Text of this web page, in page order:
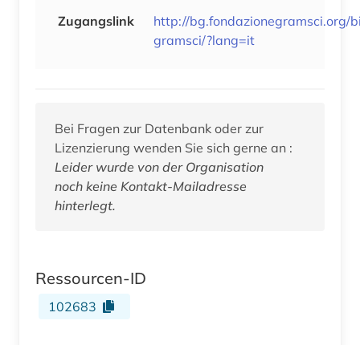
Zugangslink
http://bg.fondazionegramsci.org/
gramsci/?lang=it
Bei Fragen zur Datenbank oder zur
Lizenzierung wenden Sie sich gerne an :
Leider wurde von der Organisation
noch keine Kontakt-Mailadresse
hinterlegt.
Ressourcen-ID
102683